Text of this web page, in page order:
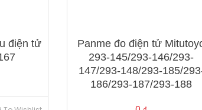
điện tử
Panme đo điện tử
293-145/293-146/293-
147/293-148/293-185/
186/293-187/293-188